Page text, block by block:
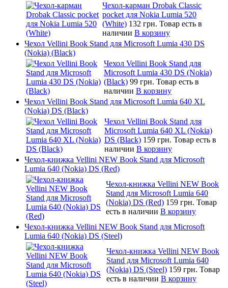
Чехол-карман Drobak Classic
pocket для Nokia Lumia 520
(White) 132 грн. Товар есть в
наличии В корзину
Чехол Vellini Book Stand для Microsoft Lumia 430 DS
(Nokia) (Black)
Чехол Vellini Book Stand для
Microsoft Lumia 430 DS (Nokia)
(Black) 99 грн. Товар есть в
наличии В корзину
Чехол Vellini Book Stand для Microsoft Lumia 640 XL
(Nokia) DS (Black)
Чехол Vellini Book Stand для
Microsoft Lumia 640 XL (Nokia)
DS (Black) 159 грн. Товар есть в
наличии В корзину
Чехол-книжка Vellini NEW Book Stand для Microsoft
Lumia 640 (Nokia) DS (Red)
Чехол-книжка Vellini NEW Book
Stand для Microsoft Lumia 640
(Nokia) DS (Red) 159 грн. Товар
есть в наличии В корзину
Чехол-книжка Vellini NEW Book Stand для Microsoft
Lumia 640 (Nokia) DS (Steel)
Чехол-книжка Vellini NEW Book
Stand для Microsoft Lumia 640
(Nokia) DS (Steel) 159 грн. Товар
есть в наличии В корзину